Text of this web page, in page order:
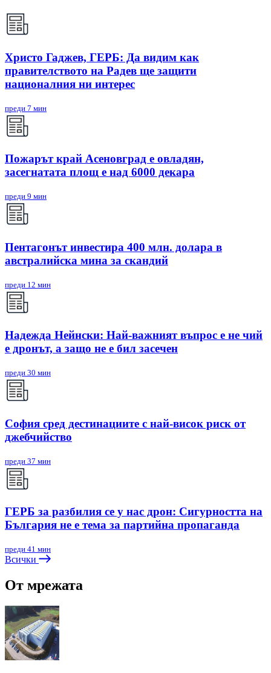
Христо Гаджев, ГЕРБ: Да видим как
правителството на Радев ще защити
националния ни интерес
преди 7 мин
Пожарът край Асеновград е овладян,
засегнатата площ е над 6000 декара
преди 9 мин
Пентагонът инвестира 400 млн. долара в
австралийска мина за скандий
преди 12 мин
Надежда Нейнски: Най-важният въпрос е не чий
е дронът, а защо не е бил засечен
преди 30 мин
София сред дестинациите с най-висок риск от
джебчийство
преди 37 мин
ГЕРБ за разбилия се у нас дрон: Сигурността на
България не е тема за партийна пропаганда
преди 41 мин
Всички
От мрежата